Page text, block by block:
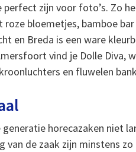
zijn voor foto’s. Zo
bloemetjes, bamboe bar
en Breda is een ware
vind je Dolle Diva,
en fluwelen
horecazaken niet
van de zaak zijn minstens